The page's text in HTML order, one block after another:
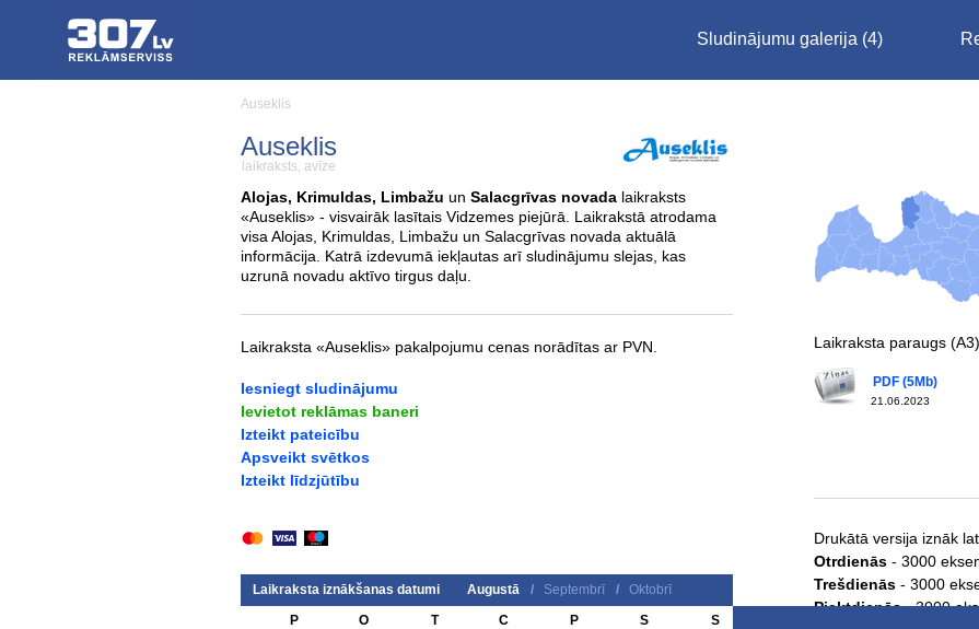
Sludinājumu galerija (4)
Auseklis
Auseklis
laikraksts, avīze
Alojas, Krimuldas, Limbažu un Salacgrīvas novada laikraksts
«Auseklis» - visvairāk lasītais Vidzemes piejūrā. Laikrakstā atrodama
visa Alojas, Krimuldas, Limbažu un Salacgrīvas novada aktuālā
informācija. Katrā izdevumā iekļautas arī sludinājumu slejas, kas
uzrunā novadu aktīvo tirgus daļu.
Laikraksta «Auseklis» pakalpojumu cenas norādītas ar PVN.
Iesniegt sludinājumu
Ievietot reklāmas baneri
Izteikt pateicību
Apsveikt svētkos
Izteikt līdzjūtību
Laikraksta iznākšanas datumi Augustā / Septembrī /
Oktobrī
P
O T C P S S
Laikraksta paraugs (A3)
21.06.2023
PDF (5Mb)
Drukātā versija iznāk
Otrdienās - 3000
Trešdienās - 3000
Piektdienās- 3000